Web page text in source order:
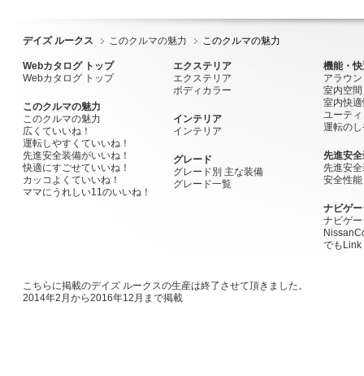
デイズ ルークス このクルマの魅力 このクルマの魅力
Webカタログ トップ
Webカタログ トップ
このクルマの魅力
このクルマの魅力
広くていいね！
運転しやすくていいね！
先進安全装備がいいね！
快適にすごせていいね！
カッコよくていいね！
ママにうれしい11のいいね！
エクステリア
エクステリア
ボディカラー
インテリア
インテリア
グレード
グレード別 主な装備
グレード一覧
機能・
アラウ
室内空間
室内快適
ユーテ
運転の
先進安
先進安
安全性能
ナビゲ
ナビゲ
でもLink
こちらに掲載のデイズ ルークスの生産は終了させて頂きました。
2014年2月から2016年12月まで掲載